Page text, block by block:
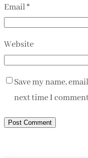
Email*
Website
Save my name,
next time I